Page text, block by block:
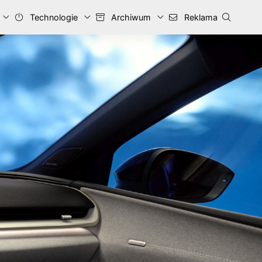
Technologie Archiwum Reklama